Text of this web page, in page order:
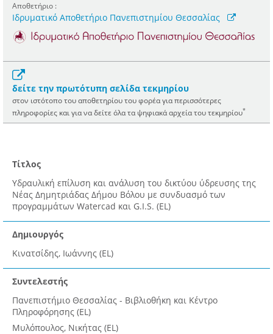
Αποθετήριο :
Ιδρυματικό Αποθετήριο Πανεπιστημίου Θεσσαλίας
δείτε την πρωτότυπη σελίδα τεκμηρίου
στον ιστότοπο του αποθετηρίου του φορέα για περισσότερες
πληροφορίες και για να δείτε όλα τα ψηφιακά αρχεία του τεκμηρίου*
Τίτλος
Υδραυλική επίλυση και ανάλυση του δικτύου ύδρευσης της
Νέας Δημητριάδας Δήμου Βόλου με συνδυασμό των
προγραμμάτων Watercad και G.I.S. (EL)
Δημιουργός
Κινατσίδης, Ιωάννης (EL)
Συντελεστής
Πανεπιστήμιο Θεσσαλίας - Βιβλιοθήκη και Κέντρο
Πληροφόρησης (EL)
Μυλόπουλος, Νικήτας (EL)